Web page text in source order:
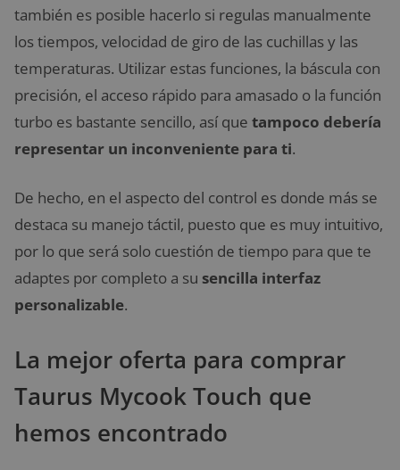
también es posible hacerlo si regulas manualmente
los tiempos, velocidad de giro de las cuchillas y las
temperaturas. Utilizar estas funciones, la báscula con
precisión, el acceso rápido para amasado o la función
turbo es bastante sencillo, así que tampoco debería
representar un inconveniente para ti.
De hecho, en el aspecto del control es donde más se
destaca su manejo táctil, puesto que es muy intuitivo,
por lo que será solo cuestión de tiempo para que te
adaptes por completo a su sencilla interfaz
personalizable.
La mejor oferta para comprar
Taurus Mycook Touch que
hemos encontrado